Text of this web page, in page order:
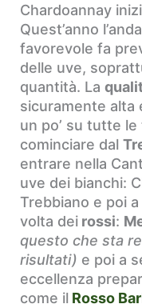
Chardoannay
Quest’anno
favorevole fa
delle uve,
quantità. La
sicuramente alta
un po’ su tutte
cominciare dal
entrare nella
uve dei bianchi:
Trebbiano e poi
volta dei rossi:
questo che sta
risultati) e poi a
eccellenza
come il Rosso